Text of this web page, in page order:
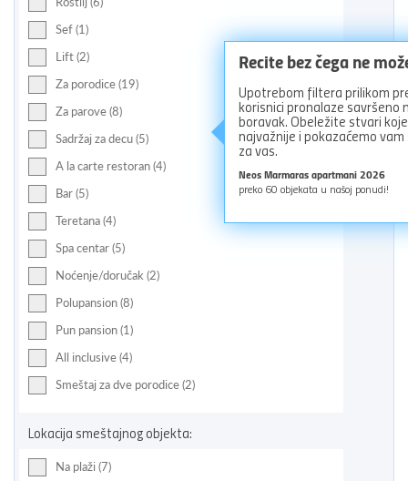
Recite bez čega ne
Upotrebom filtera prilikom
korisnici pronalaze savršeno
boravak. Obeležite stvari
najvažnije i pokazaćemo
za vas.
Neos Marmaras apartmani 2026
preko 60 objekata u našoj ponudi!
Sef (1)
Lift (2)
Za porodice (19)
Za parove (8)
Sadržaj za decu (5)
A la carte restoran (4)
Bar (5)
Teretana (4)
Spa centar (5)
Noćenje/doručak (2)
Polupansion (8)
Pun pansion (1)
All inclusive (4)
Smeštaj za dve porodice (2)
Lokacija smeštajnog objekta:
Na plaži (7)